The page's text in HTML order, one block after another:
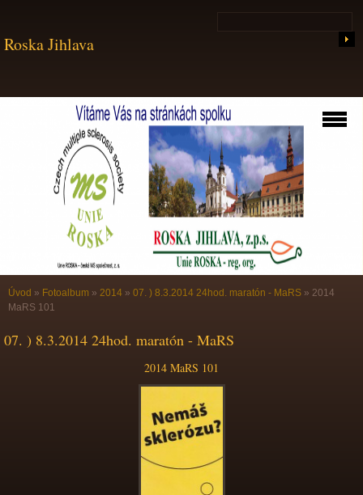
Roska Jihlava
Úvod » Fotoalbum » 2014 » 07. ) 8.3.2014 24hod. maratón - MaRS » 2014
MaRS 101
07. ) 8.3.2014 24hod. maratón - MaRS
2014 MaRS 101